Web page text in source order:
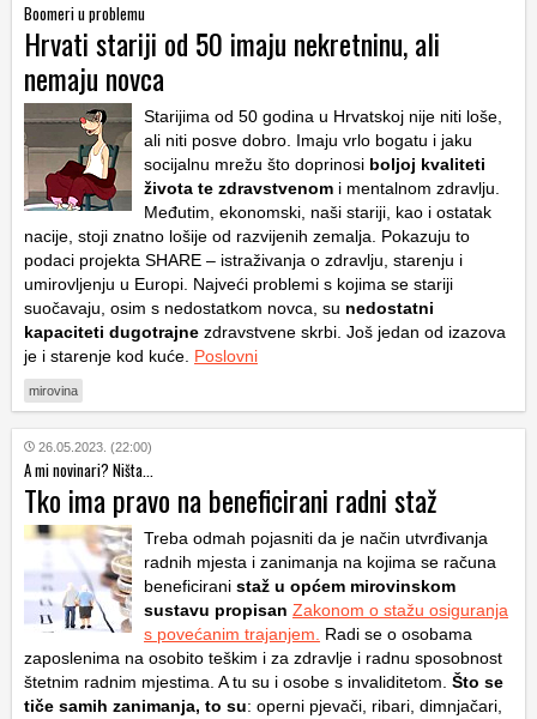
Boomeri u problemu
Hrvati stariji od 50 imaju nekretninu, ali
nemaju novca
Starijima od 50 godina u Hrvatskoj nije niti loše,
ali niti posve dobro. Imaju vrlo bogatu i jaku
socijalnu mrežu što doprinosi boljoj kvaliteti
života te zdravstvenom i mentalnom zdravlju.
Međutim, ekonomski, naši stariji, kao i ostatak
nacije, stoji znatno lošije od razvijenih zemalja. Pokazuju to
podaci projekta SHARE – istraživanja o zdravlju, starenju i
umirovljenju u Europi. Najveći problemi s kojima se stariji
suočavaju, osim s nedostatkom novca, su nedostatni
kapaciteti dugotrajne zdravstvene skrbi. Još jedan od izazova
je i starenje kod kuće. Poslovni
mirovina
26.05.2023. (22:00)
A mi novinari? Ništa...
Tko ima pravo na beneficirani radni staž
Treba odmah pojasniti da je način utvrđivanja
radnih mjesta i zanimanja na kojima se računa
beneficirani staž u općem mirovinskom
sustavu propisan Zakonom o stažu osiguranja
s povećanim trajanjem.
Radi se o osobama
zaposlenima na osobito teškim i za zdravlje i radnu sposobnost
štetnim radnim mjestima. A tu su i osobe s invaliditetom. Što se
tiče samih zanimanja, to su: operni pjevači, ribari, dimnjačari,